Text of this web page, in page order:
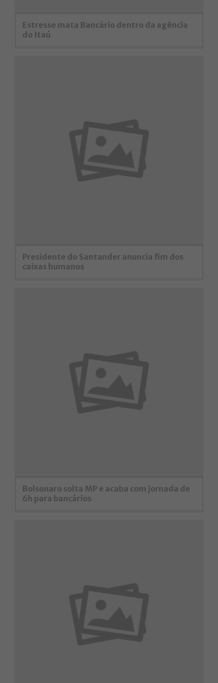
Estresse mata Bancário dentro da agência
do Itaú
Presidente do Santander anuncia fim dos
caixas humanos
Bolsonaro solta MP e acaba com jornada de
6h para bancários